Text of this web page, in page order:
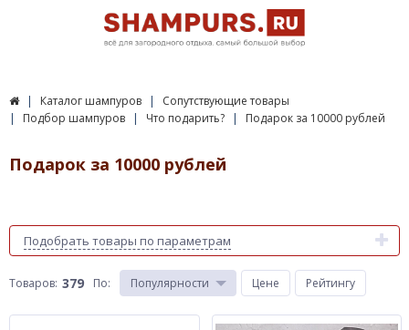
Каталог шампуров
Сопутствующие товары
Подбор шампуров
Что подарить? Подарок за 10000 рублей
Подарок за 10000 рублей
Подобрать товары по параметрам
Товаров: 379 По: Популярности Цене Рейтингу